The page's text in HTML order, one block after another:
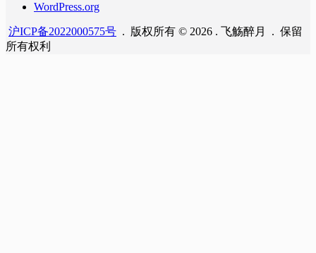
WordPress.org
沪ICP备2022000575号 . 版权所有 © 2026 . 飞觞醉月 . 保留
所有权利